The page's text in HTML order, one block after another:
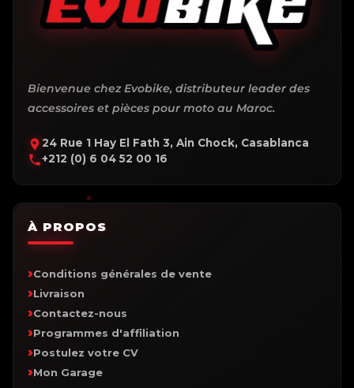
Bienvenue chez Evobike, distributeur leader des
accessoires et pièces pour moto au Maroc.
24 Rue 1 Hay El Fath 3, Ain Chock, Casablanca
+212 (0) 6 04 52 00 16
À PROPOS
Conditions générales de vente
Livraison
Contactez-nous
Programmes d'affiliation
Postulez votre CV
Mon Garage